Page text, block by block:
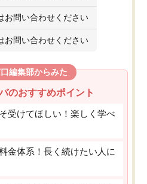
お問い合わせください
お問い合わせください
編集部からみた
のおすすめポイント
受けてほしい！楽しく学べ
金体系！長く続けたい人に